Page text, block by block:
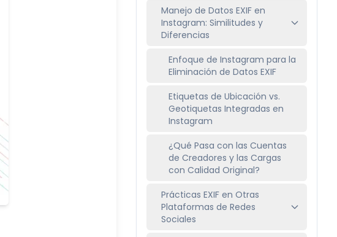
Manejo de Datos EXIF en
Instagram: Similitudes y
Diferencias
Enfoque de Instagram para la
Eliminación de Datos EXIF
Etiquetas de Ubicación vs.
Geotiquetas Integradas en
Instagram
¿Qué Pasa con las Cuentas
de Creadores y las Cargas
con Calidad Original?
Prácticas EXIF en Otras
Plataformas de Redes
Sociales